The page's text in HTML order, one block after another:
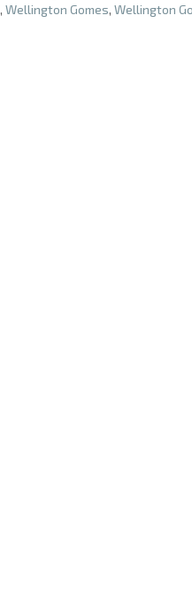
, Wellington Gomes, Wellington